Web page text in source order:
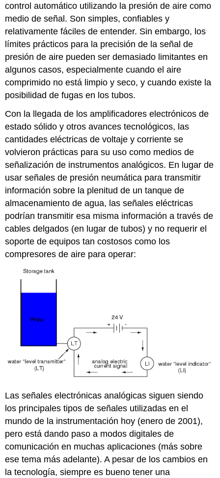
control automático utilizando la presión de aire como
medio de señal. Son simples, confiables y
relativamente fáciles de entender. Sin embargo, los
límites prácticos para la precisión de la señal de
presión de aire pueden ser demasiado limitantes en
algunos casos, especialmente cuando el aire
comprimido no está limpio y seco, y cuando existe la
posibilidad de fugas en los tubos.
Con la llegada de los amplificadores electrónicos de
estado sólido y otros avances tecnológicos, las
cantidades eléctricas de voltaje y corriente se
volvieron prácticas para su uso como medios de
señalización de instrumentos analógicos. En lugar de
usar señales de presión neumática para transmitir
información sobre la plenitud de un tanque de
almacenamiento de agua, las señales eléctricas
podrían transmitir esa misma información a través de
cables delgados (en lugar de tubos) y no requerir el
soporte de equipos tan costosos como los
compresores de aire para operar:
Las señales electrónicas analógicas siguen siendo
los principales tipos de señales utilizadas en el
mundo de la instrumentación hoy (enero de 2001),
pero está dando paso a modos digitales de
comunicación en muchas aplicaciones (más sobre
ese tema más adelante). A pesar de los cambios en
la tecnología, siempre es bueno tener una